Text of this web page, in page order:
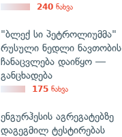
240 ნახვა
"ბლექ სი პეტროლიუმმა"
რუსული ნედლი ნავთობის
ჩანაცვლება დაიწყო —
განცხადება
175 ნახვა
ენგურჰესის აგრეგატებზე
დაგეგმილ ტესტირებას